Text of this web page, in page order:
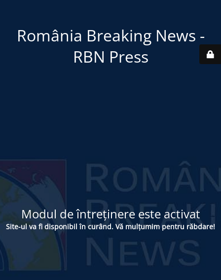
România Breaking News -
RBN Press
Modul de întreținere este activat
Site-ul va fi disponibil în curând. Vă mulțumim pentru răbdare!